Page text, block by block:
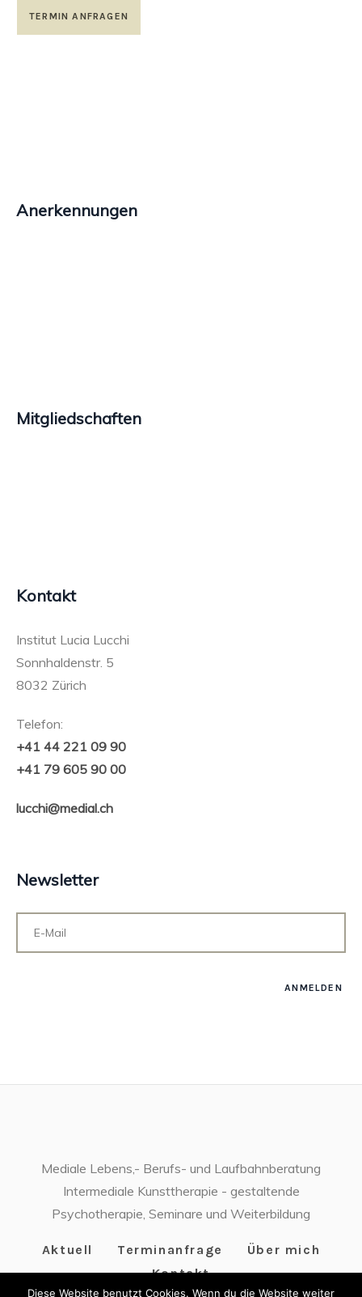
TERMIN ANFRAGEN
Anerkennungen
Mitgliedschaften
Kontakt
Institut Lucia Lucchi
Sonnhaldenstr. 5
8032 Zürich
Telefon:
+41 44 221 09 90
+41 79 605 90 00
lucchi@medial.ch
Newsletter
Mediale Lebens,- Berufs- und Laufbahnberatung
Intermediale Kunsttherapie - gestaltende
Psychotherapie, Seminare und Weiterbildung
Aktuell Terminanfrage
Über mich
Kontakt
Diese Website benutzt Cookies. Wenn du die Website weiter